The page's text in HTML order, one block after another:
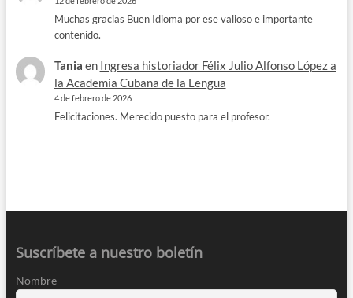
Muchas gracias Buen Idioma por ese valioso e importante
contenido.
Tania en Ingresa historiador Félix Julio Alfonso López a
la Academia Cubana de la Lengua
4 de febrero de 2026
Felicitaciones. Merecido puesto para el profesor.
Suscríbete a nuestro boletín
Nombre